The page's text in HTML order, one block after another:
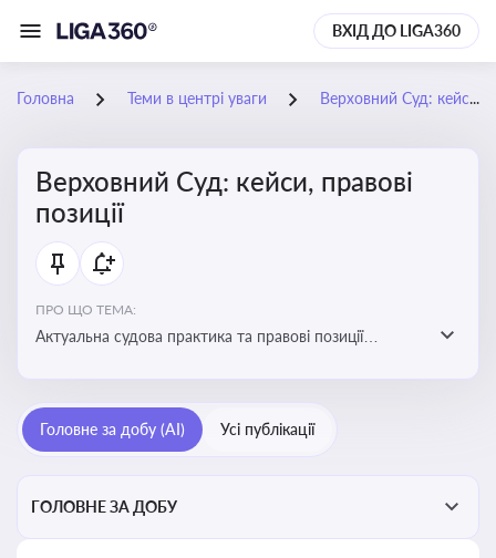
ВХІД ДО LIGA360
Головна Теми в центрі уваги Верховний Суд: кейси, правові позиції
Верховний Суд: кейси, правові
позиції
ПРО ЩО ТЕМА:
Актуальна судова практика та правові позиції
Головне за добу (AI) Усі публікації
ГОЛОВНЕ ЗА ДОБУ